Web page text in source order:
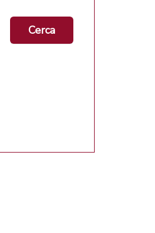
Cerca